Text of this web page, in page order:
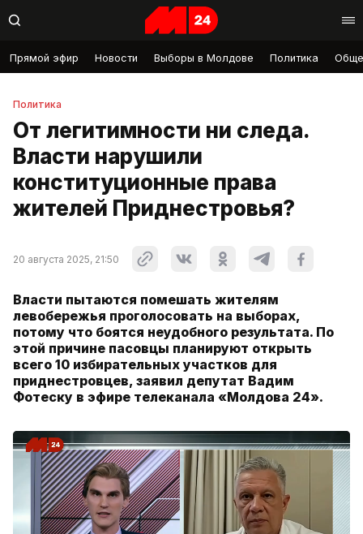
Прямой эфир Новости Выборы в Молдове Политика
Политика
От легитимности ни следа.
Власти нарушили
конституционные права
жителей Приднестровья?
20 августа 2025, 21:50
Власти пытаются помешать жителям
левобережья проголосовать на выборах,
потому что боятся неудобного результата. По
этой причине пасовцы планируют открыть
всего 10 избирательных участков для
приднестровцев, заявил депутат Вадим
Фотеску в эфире телеканала «Молдова 24».